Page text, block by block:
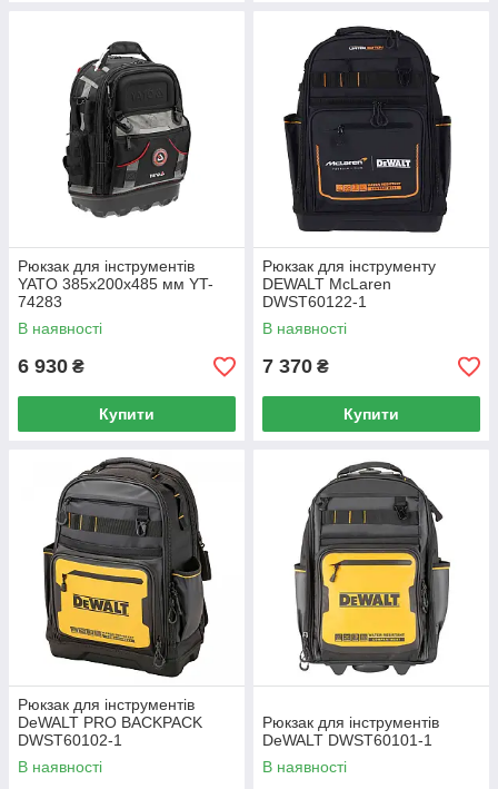
Рюкзак для інструментів
YATO 385х200х485 мм YT-
74283
В наявності
6 930 ₴
Купити
Рюкзак для інструменту
DEWALT McLaren
DWST60122-1
В наявності
7 370 ₴
Купити
Рюкзак для інструментів
DeWALT PRO BACKPACK
DWST60102-1
В наявності
Рюкзак для інструментів
DeWALT DWST60101-1
В наявності